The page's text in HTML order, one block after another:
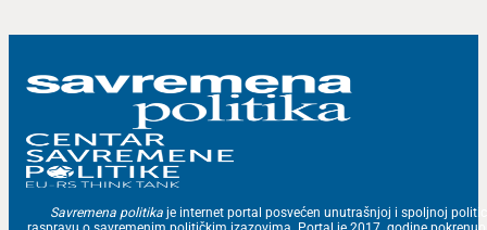
Savremena politika je internet portal posvećen unutrašnjoj i spoljnoj